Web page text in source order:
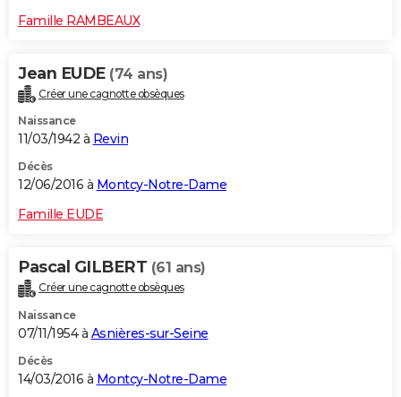
Famille RAMBEAUX
Jean EUDE (74 ans)
Créer une cagnotte obsèques
Naissance
11/03/1942 à Revin
Décès
12/06/2016 à Montcy-Notre-Dame
Famille EUDE
Pascal GILBERT (61 ans)
Créer une cagnotte obsèques
Naissance
07/11/1954 à Asnières-sur-Seine
Décès
14/03/2016 à Montcy-Notre-Dame